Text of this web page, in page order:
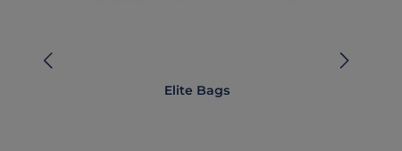
Elite Bags